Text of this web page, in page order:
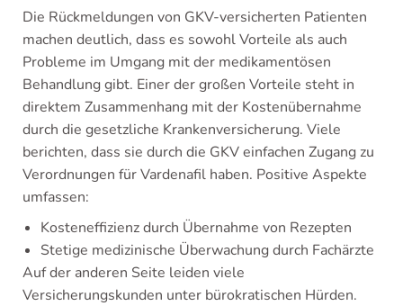
Die Rückmeldungen von GKV-versicherten Patienten
machen deutlich, dass es sowohl Vorteile als auch
Probleme im Umgang mit der medikamentösen
Behandlung gibt. Einer der großen Vorteile steht in
direktem Zusammenhang mit der Kostenübernahme
durch die gesetzliche Krankenversicherung. Viele
berichten, dass sie durch die GKV einfachen Zugang zu
Verordnungen für Vardenafil haben. Positive Aspekte
umfassen:
Kosteneffizienz durch Übernahme von Rezepten
Stetige medizinische Überwachung durch Fachärzte
Auf der anderen Seite leiden viele
Versicherungskunden unter bürokratischen Hürden.